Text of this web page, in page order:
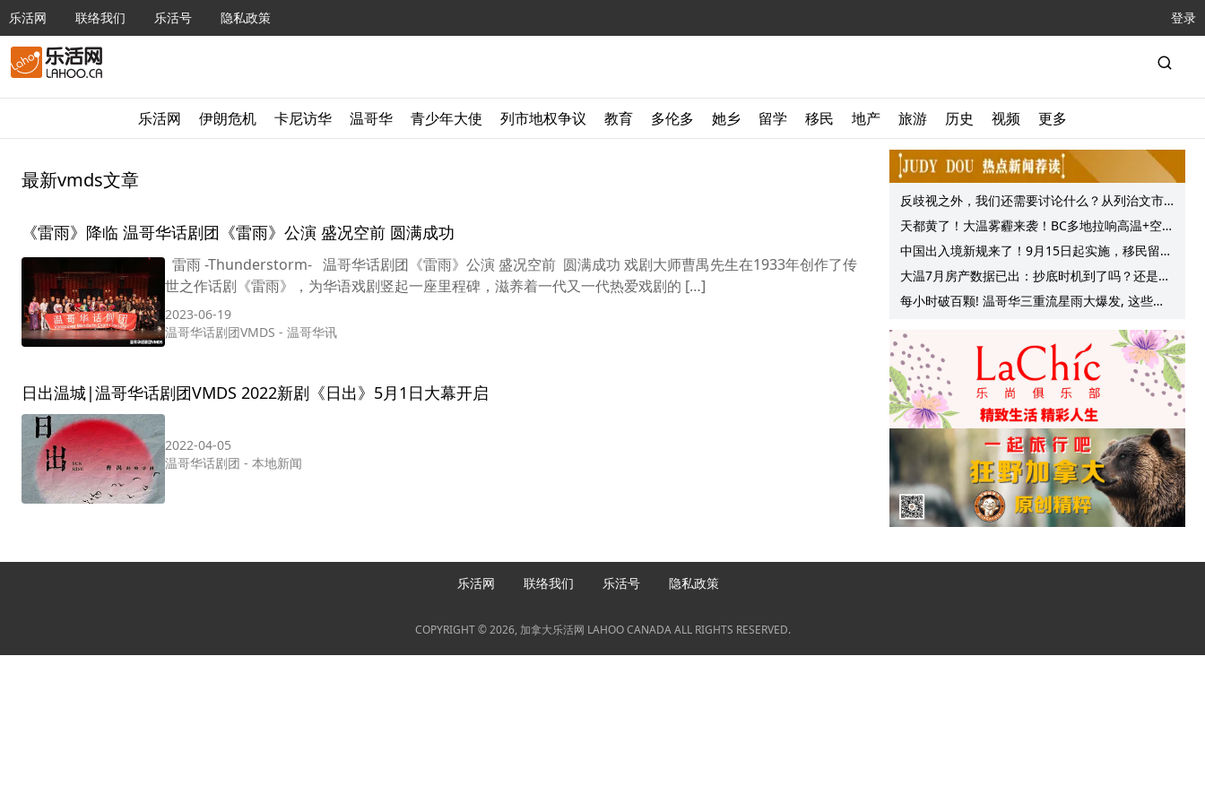
乐活网 联络我们 乐活号 隐私政策 登录
乐活网 伊朗危机 卡尼访华 温哥华 青少年大使 列市地权争议 教育 多伦多 她乡 留学 移民 地产 旅游 历史 视频 更多
最新vmds文章
《雷雨》降临 温哥华话剧团《雷雨》公演 盛况空前 圆满成功
雷雨 -Thunderstorm- 温哥华话剧团《雷雨》公演 盛况空前 圆满成功 戏剧大师曹禺先生在1933年创作了传
世之作话剧《雷雨》，为华语戏剧竖起一座里程碑，滋养着一代又一代热爱戏剧的 […]
2023-06-19
温哥华话剧团VMDS - 温哥华讯
日出温城|温哥华话剧团VMDS 2022新剧《日出》5月1日大幕开启
2022-04-05
温哥华话剧团 - 本地新闻
反歧视之外，我们还需要讨论什么？从列治文市
议会一项动议谈起
天都黄了！大温雾霾来袭！BC多地拉响高温+空气
质量预警 最高可达35°C！
中国出入境新规来了！9月15日起实施，移民留学
中介迎来最强监管！
大温7月房产数据已出：抄底时机到了吗？还是再
等等？他们这么建议的
每小时破百颗! 温哥华三重流星雨大爆发, 这些最
乐活网 联络我们 乐活号 隐私政策
COPYRIGHT © 2026, 加拿大乐活网 LAHOO CANADA ALL RIGHTS RESERVED.